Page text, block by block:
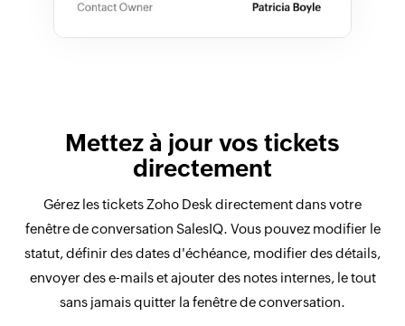
Mettez à jour vos tickets
directement
Gérez les tickets Zoho Desk directement dans votre
fenêtre de conversation SalesIQ. Vous pouvez modifier le
statut, définir des dates d'échéance, modifier des détails,
envoyer des e-mails et ajouter des notes internes, le tout
sans jamais quitter la fenêtre de conversation.